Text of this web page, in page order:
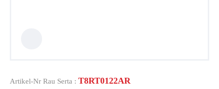
Artikel-Nr Rau Serta : T8RT0122AR